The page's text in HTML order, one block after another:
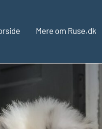
Mere om Ruse.dk